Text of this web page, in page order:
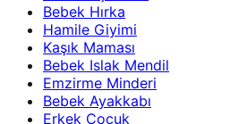
Bebek Hırka
Hamile Giyimi
Kaşık Maması
Bebek Islak Mendil
Emzirme Minderi
Bebek Ayakkabı
Erkek Çocuk